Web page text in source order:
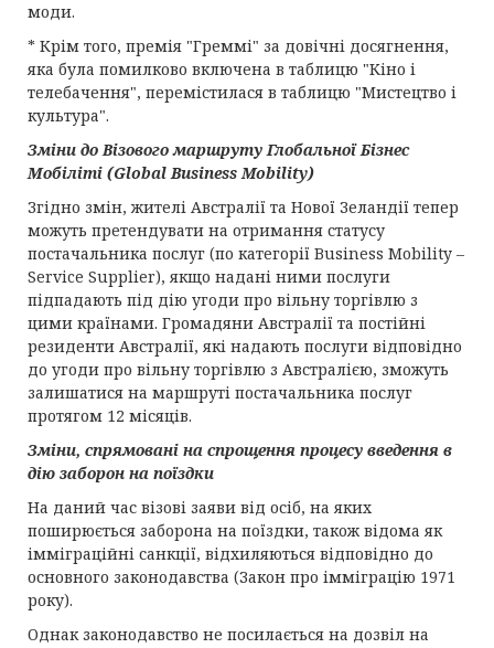
моди.
* Крім того, премія "Греммі" за довічні досягнення,
яка була помилково включена в таблицю "Кіно і
телебачення", перемістилася в таблицю "Мистецтво і
культура".
Зміни до Візового маршруту Глобальної Бізнес
Мобіліті (Global Business Mobility)
Згідно змін, жителі Австралії та Нової Зеландії тепер
можуть претендувати на отримання статусу
постачальника послуг (по категорії Business Mobility –
Service Supplier), якщо надані ними послуги
підпадають під дію угоди про вільну торгівлю з
цими країнами. Громадяни Австралії та постійні
резиденти Австралії, які надають послуги відповідно
до угоди про вільну торгівлю з Австралією, зможуть
залишатися на маршруті постачальника послуг
протягом 12 місяців.
Зміни, спрямовані на спрощення процесу введення в
дію заборон на поїздки
На даний час візові заяви від осіб, на яких
поширюється заборона на поїздки, також відома як
імміграційні санкції, відхиляються відповідно до
основного законодавства (Закон про імміграцію 1971
року).
Однак законодавство не посилається на дозвіл на